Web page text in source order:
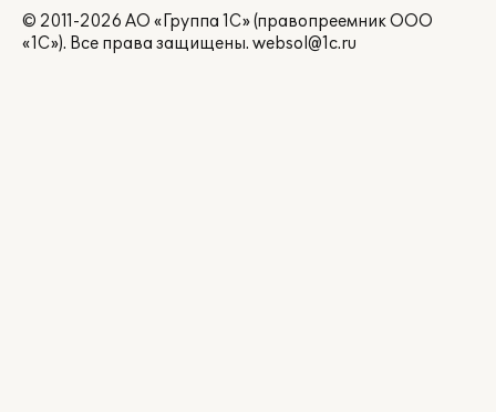
© 2011-2026 АО «Группа 1С» (правопреемник ООО
«1С»). Все права защищены. websol@1c.ru